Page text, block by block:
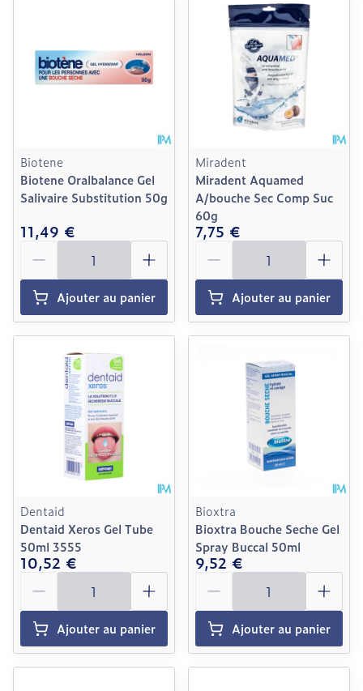
Biotene
Biotene Oralbalance Gel
Salivaire Substitution 50g
11,49 €
Quantité
Ajouter au panier
Miradent
Miradent Aquamed
A/bouche Sec Comp Suc
60g
7,75 €
Quantité
Ajouter au panier
Dentaid
Dentaid Xeros Gel Tube
50ml 3555
10,52 €
Quantité
Ajouter au panier
Bioxtra
Bioxtra Bouche Seche Gel
Spray Buccal 50ml
9,52 €
Quantité
Ajouter au panier